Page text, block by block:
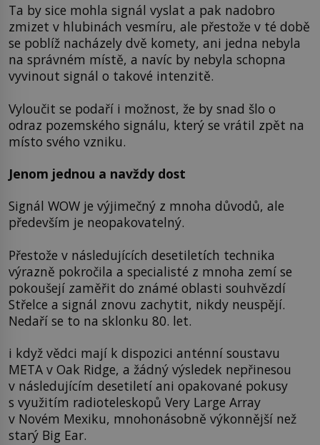
Ta by sice mohla signál vyslat a pak nadobro
zmizet v hlubinách vesmíru, ale přestože v té době
se poblíž nacházely dvě komety, ani jedna nebyla
na správném místě, a navíc by nebyla schopna
vyvinout signál o takové intenzitě.
Vyloučit se podaří i možnost, že by snad šlo o
odraz pozemského signálu, který se vrátil zpět na
místo svého vzniku.
Jenom jednou a navždy dost
Signál WOW je výjimečný z mnoha důvodů, ale
především je neopakovatelný.
Přestože v následujících desetiletích technika
výrazně pokročila a specialisté z mnoha zemí se
pokoušejí zaměřit do známé oblasti souhvězdí
Střelce a signál znovu zachytit, nikdy neuspějí.
Nedaří se to na sklonku 80. let.
i když vědci mají k dispozici anténní soustavu
META v Oak Ridge, a žádný výsledek nepřinesou
v následujícím desetiletí ani opakované pokusy
s využitím radioteleskopů Very Large Array
v Novém Mexiku, mnohonásobně výkonnější než
starý Big Ear.